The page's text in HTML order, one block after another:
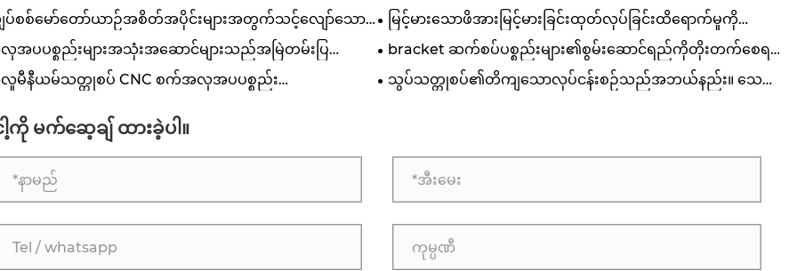
ပ်စစ်မော်တော်ယာဉ်အစိတ်အပိုင်းများအတွက်သင့်လျော်သော
မြင့်မားသောဖိအားမြင့်မားခြင်းထုတ်လုပ်ခြင်းထိရောက်မှုကို
တိုးတက်စေခြင်းသေဆုံးသည်
အပပစ္စည်းများအသုံးအဆောင်များသည်အမြဲတမ်းပြ
နာရှိသနည်း။
bracket ဆက်စပ်ပစ္စည်းများ၏စွမ်းဆောင်ရည်ကိုတိုးတက်စေရန်
အဘယ်အလူမီနီယမ်အလွိုင်းကိုအဘယ်ကြောင့်ရွေးချယ်ရသနည်း။
မီနီယမ်သတ္တုစပ် CNC စက်အလှအပပစ္စည်း
သွပ်သတ္တုစပ်၏တိကျသောလုပ်ငန်းစဉ်သည်အဘယ်နည်း။ သေ
ါ့ကို မက်ဆေ့ချ် ထားခဲ့ပါ။